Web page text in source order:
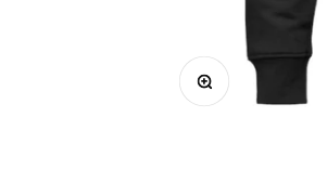
Bild vergrößern